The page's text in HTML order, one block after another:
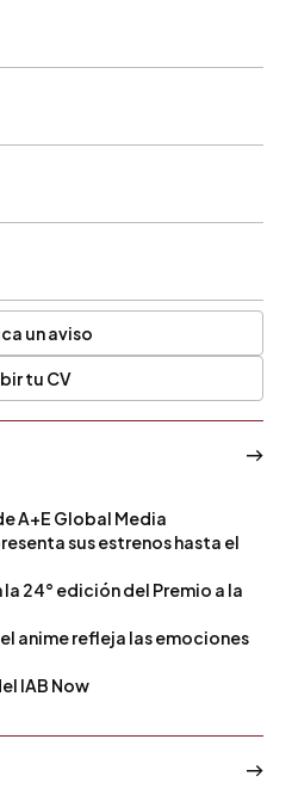
un aviso
tu CV
A+E Global Media
sus estrenos hasta el
24° edición del Premio a la
anime refleja las emociones
IAB Now